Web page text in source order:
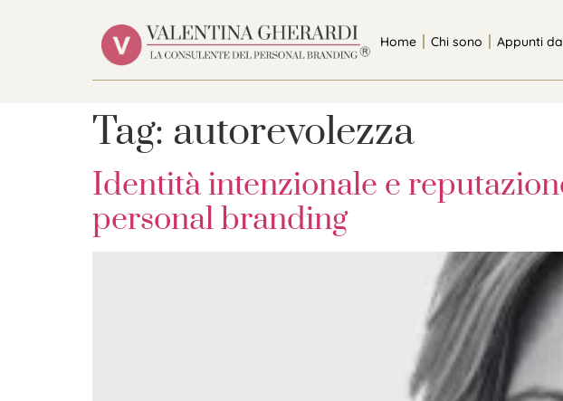
Home Chi sono Appunti
Tag: autorevolezza
Identità intenzionale e
personal branding